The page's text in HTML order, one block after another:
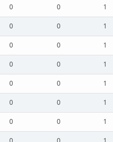
0 0
1
0 0
1
0 0
1
0 0
1
0 0
1
0 0
1
0 0
1